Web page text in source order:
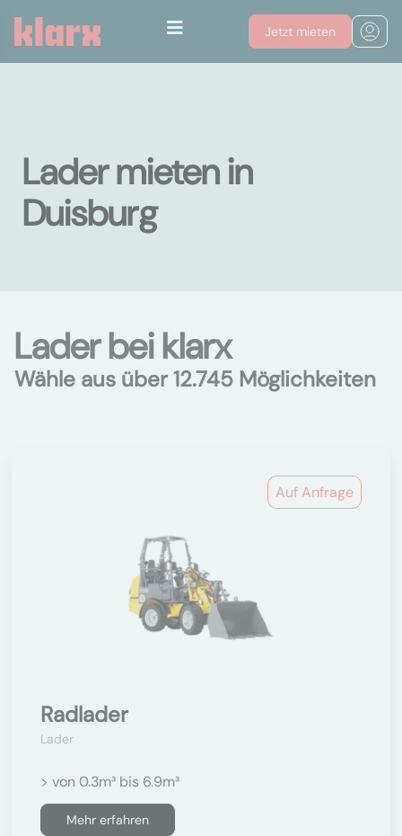
Jetzt mieten
Lader mieten in
Duisburg
Lader bei klarx
Wähle aus über 12.745 Möglichkeiten
Auf Anfrage
Radlader
Lader
> von 0.3m³ bis 6.9m³
Mehr erfahren